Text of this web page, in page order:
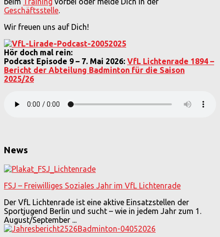
Geschäftsstelle.
Wir freuen uns auf Dich!
Hör doch mal rein:
Podcast Episode 9 – 7. Mai 2026: VfL Lichtenrade 1894 –
Bericht der Abteilung Badminton für die Saison
2025/26
News
FSJ – Freiwilliges Soziales Jahr im VfL Lichtenrade
Der VfL Lichtenrade ist eine aktive Einsatzstellen der
Sportjugend Berlin und sucht – wie in jedem Jahr zum 1.
August/September ...